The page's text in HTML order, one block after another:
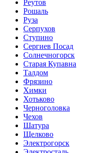
Реутов
Рошаль
Руза
Серпухов
Ступино
Сергиев Посад
Солнечногорск
Старая Купавна
Талдом
Фрязино
Химки
Хотьково
Черноголовка
Чехов
Шатура
Щелково
Электрогорск